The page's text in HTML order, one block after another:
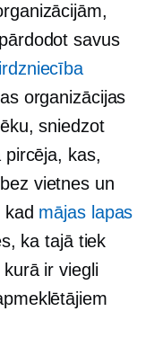
savus
organizācijas
sniedzot
kas,
vietnes un
mājas lapas
ka tajā tiek
ir viegli